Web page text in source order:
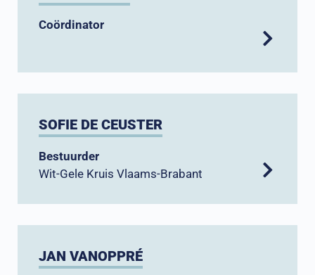
Coördinator
SOFIE DE CEUSTER
Bestuurder
Wit-Gele Kruis Vlaams-Brabant
JAN VANOPPRÉ